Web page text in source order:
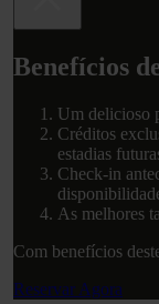
Benefícios
Um delicioso
Créditos
estadias
Check-in
As melhores
Com benefícios
Reservar Agora